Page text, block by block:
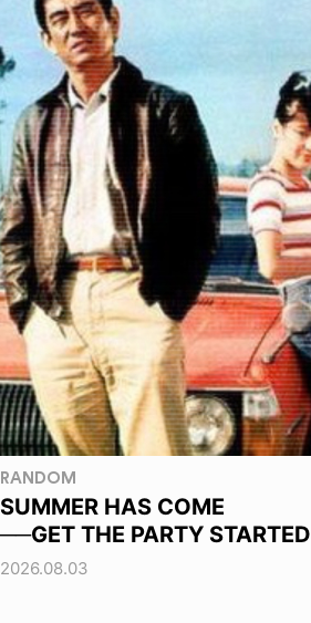
RANDOM
SUMMER HAS COME
──GET THE PARTY STARTED
2026.08.03